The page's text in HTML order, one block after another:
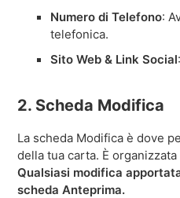
Numero di Telefono:
telefonica.
Sito Web & Link Social
2. Scheda Modifica
La scheda Modifica è dove
della tua carta. È
Qualsiasi modifica
scheda Anteprima.